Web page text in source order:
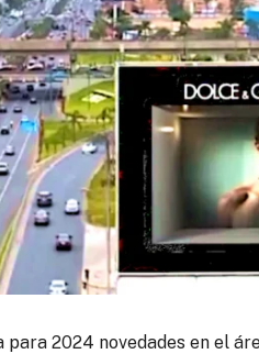
para 2024 novedades en el